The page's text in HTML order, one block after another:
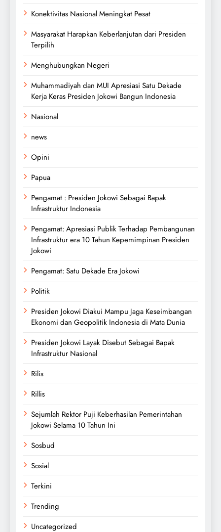
Konektivitas Nasional Meningkat Pesat
Masyarakat Harapkan Keberlanjutan dari Presiden
Terpilih
Menghubungkan Negeri
Muhammadiyah dan MUI Apresiasi Satu Dekade
Kerja Keras Presiden Jokowi Bangun Indonesia
Nasional
news
Opini
Papua
Pengamat : Presiden Jokowi Sebagai Bapak
Infrastruktur Indonesia
Pengamat: Apresiasi Publik Terhadap Pembangunan
Infrastruktur era 10 Tahun Kepemimpinan Presiden
Jokowi
Pengamat: Satu Dekade Era Jokowi
Politik
Presiden Jokowi Diakui Mampu Jaga Keseimbangan
Ekonomi dan Geopolitik Indonesia di Mata Dunia
Presiden Jokowi Layak Disebut Sebagai Bapak
Infrastruktur Nasional
Rilis
Rillis
Sejumlah Rektor Puji Keberhasilan Pemerintahan
Jokowi Selama 10 Tahun Ini
Sosbud
Sosial
Terkini
Trending
Uncategorized